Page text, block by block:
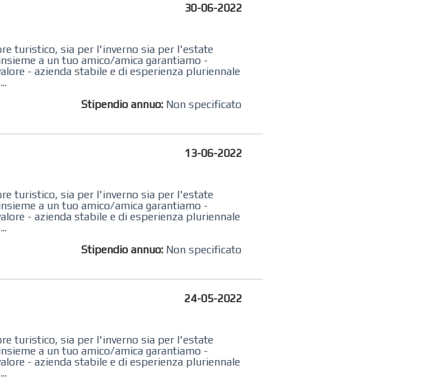
30-06-2022
turistico, sia per l'inverno sia per l'estate
a un tuo amico/amica garantiamo -
- azienda stabile e di esperienza pluriennale
Stipendio annuo: Non specificato
13-06-2022
turistico, sia per l'inverno sia per l'estate
a un tuo amico/amica garantiamo -
- azienda stabile e di esperienza pluriennale
Stipendio annuo: Non specificato
24-05-2022
turistico, sia per l'inverno sia per l'estate
a un tuo amico/amica garantiamo -
- azienda stabile e di esperienza pluriennale